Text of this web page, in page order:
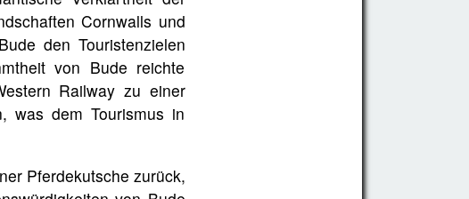
Cornwalls und
den Touristenzielen
von Bude reichte
Railway zu einer
was dem Tourismus in
Pferdekutsche zurück,